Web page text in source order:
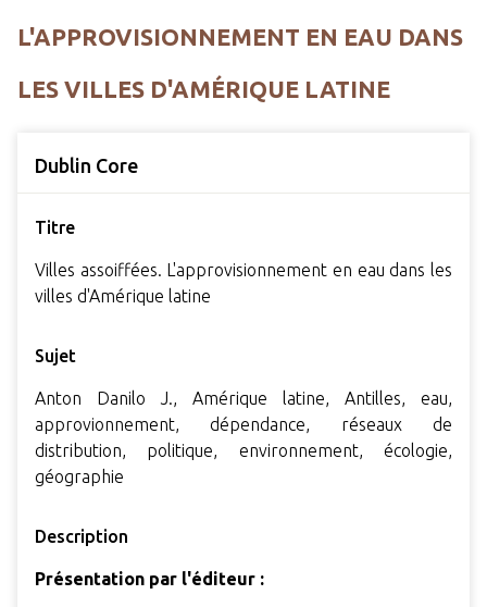
L'APPROVISIONNEMENT EN EAU DANS
LES VILLES D'AMÉRIQUE LATINE
Dublin Core
Titre
Villes assoiffées. L'approvisionnement en eau dans les
villes d'Amérique latine
Sujet
Anton Danilo J., Amérique latine, Antilles, eau,
approvionnement, dépendance, réseaux de
distribution, politique, environnement, écologie,
géographie
Description
Présentation par l'éditeur :